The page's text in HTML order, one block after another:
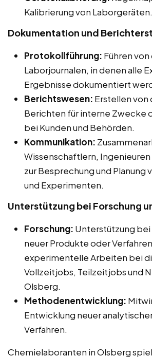
Kalibrierung von Laborgeräten.
Dokumentation und
Protokollführung: Führen
Laborjournalen, in denen alle
Ergebnisse dokumentiert
Berichtswesen: Erstellen
Berichten für interne Zwecke
bei Kunden und Behörden.
Kommunikation:
Wissenschaftlern,
zur Besprechung und Planung
und Experimenten.
Unterstützung bei Forschung
Forschung: Unterstützung
neuer Produkte oder
experimentelle Arbeiten bei
Vollzeitjobs, Teilzeitjobs und
Olsberg.
Methodenentwicklung:
Entwicklung neuer
Verfahren.
Chemielaboranten in Olsberg